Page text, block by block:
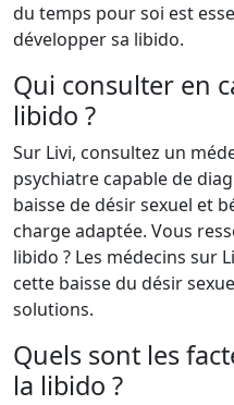
du temps pour soi est
développer sa libido.
Qui consulter en
libido ?
Sur Livi, consultez un
psychiatre capable de
baisse de désir sexuel et
charge adaptée. Vous
libido ? Les médecins sur
cette baisse du désir
solutions.
Quels sont les
la libido ?